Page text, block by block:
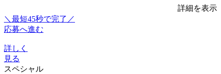
詳細を表示
＼最短45秒で完了／
応募へ進む
詳しく
見る
スペシャル